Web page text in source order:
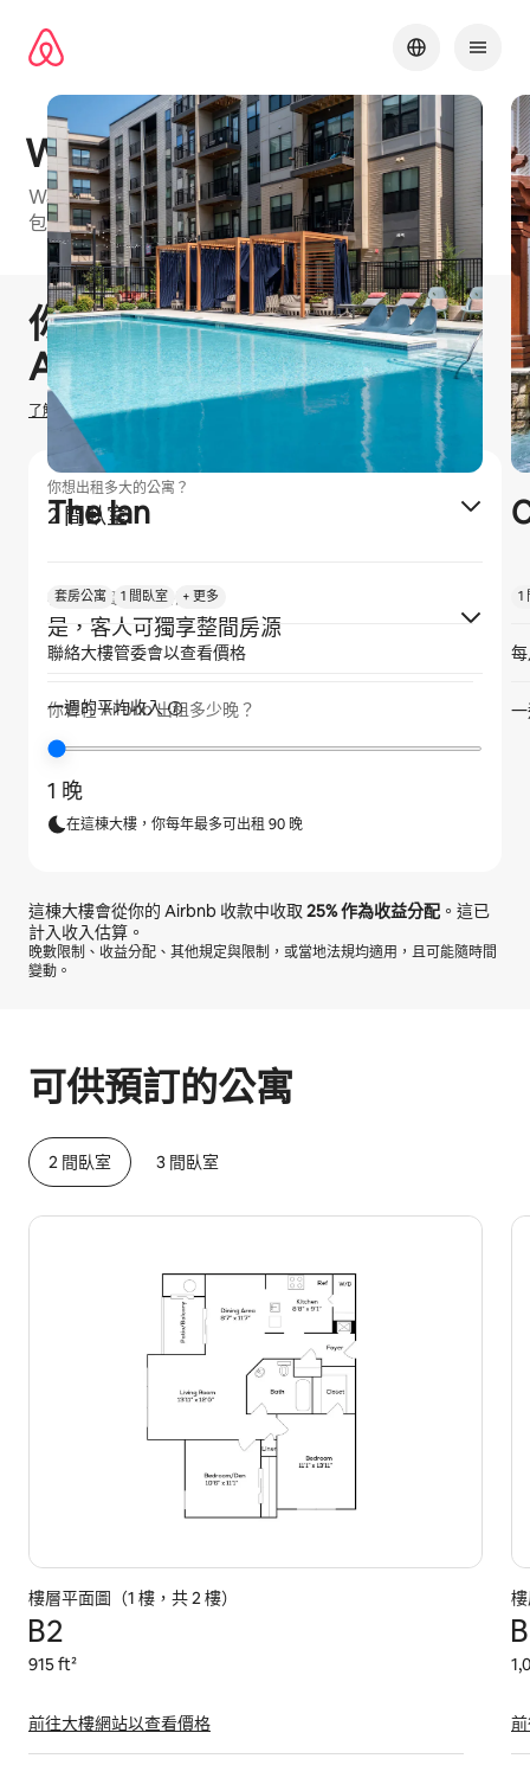
Westerly at Worldgate
Washington Metro⁠的 Airbnb 友⁠善公⁠寓大⁠樓⁠，可⁠選房⁠型
包⁠括2 間臥室和3 間臥室
顯示 0 項，共 0 項
1 / 12
你有機會賺取$0 TWD在
Airbnb 出租
了解我們如何估算你的收入
你想出租多大的公寓？
2 間臥室
客人是否獨享整間房源？
是，客人可獨享整間房源
你會在 Airbnb 出租多少晚？
1 晚
在這棟大樓，你每年最多可出租 90 晚
這棟大樓會從你的 Airbnb 收款中收取 25%作為收益分配 。這已
計入收入估算。
晚數限制、收益分配、其他規定與限制，或當地法規均適用，且可能隨時間
變動。
可供預訂的公寓
2 間臥室 3 間臥室
樓層平面圖（1 樓，共 2 樓）
B2
915 ft²
前往大樓網站以查看價格
The Ian
套房公寓 1 間臥室 + 更多
聯絡大樓管委會以查看價格
一週的平均收入
1